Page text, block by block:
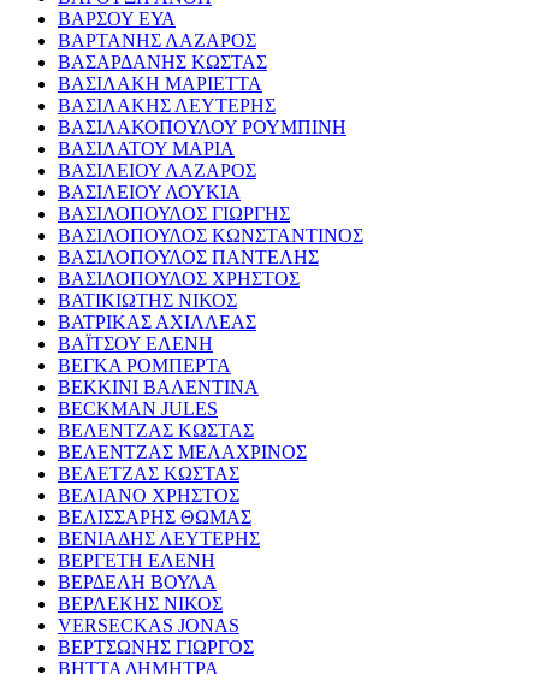
ΒΑΡΣΟΥ ΕΥΑ
ΒΑΡΤΑΝΗΣ ΛΑΖΑΡΟΣ
ΒΑΣΑΡΔΑΝΗΣ ΚΩΣΤΑΣ
ΒΑΣΙΛΑΚΗ ΜΑΡΙΕΤΤΑ
ΒΑΣΙΛΑΚΗΣ ΛΕΥΤΕΡΗΣ
ΒΑΣΙΛΑΚΟΠΟΥΛΟΥ ΡΟΥΜΠΙΝΗ
ΒΑΣΙΛΑΤΟΥ ΜΑΡΙΑ
ΒΑΣΙΛΕΙΟΥ ΛΑΖΑΡΟΣ
ΒΑΣΙΛΕΙΟΥ ΛΟΥΚΙΑ
ΒΑΣΙΛΟΠΟΥΛΟΣ ΓΙΩΡΓΗΣ
ΒΑΣΙΛΟΠΟΥΛΟΣ ΚΩΝΣΤΑΝΤΙΝΟΣ
ΒΑΣΙΛΟΠΟΥΛΟΣ ΠΑΝΤΕΛΗΣ
ΒΑΣΙΛΟΠΟΥΛΟΣ ΧΡΗΣΤΟΣ
ΒΑΤΙΚΙΩΤΗΣ ΝΙΚΟΣ
ΒΑΤΡΙΚΑΣ ΑΧΙΛΛΕΑΣ
ΒΑΪΤΣΟΥ ΕΛΕΝΗ
ΒΕΓΚΑ ΡΟΜΠΕΡΤΑ
ΒΕΚΚΙΝΙ ΒΑΛΕΝΤΙΝΑ
BECKMAN JULES
ΒΕΛΕΝΤΖΑΣ ΚΩΣΤΑΣ
ΒΕΛΕΝΤΖΑΣ ΜΕΛΑΧΡΙΝΟΣ
ΒΕΛΕΤΖΑΣ ΚΩΣΤΑΣ
ΒΕΛΙΑΝΟ ΧΡΗΣΤΟΣ
ΒΕΛΙΣΣΑΡΗΣ ΘΩΜΑΣ
ΒΕΝΙΑΔΗΣ ΛΕΥΤΕΡΗΣ
ΒΕΡΓΕΤΗ ΕΛΕΝΗ
ΒΕΡΔΕΛΗ ΒΟΥΛΑ
ΒΕΡΛΕΚΗΣ ΝΙΚΟΣ
VERSECKAS JONAS
ΒΕΡΤΣΩΝΗΣ ΓΙΩΡΓΟΣ
ΒΗΤΤΑ ΔΗΜΗΤΡΑ